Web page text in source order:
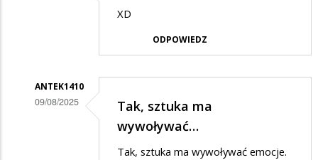
odpowiedzi
na
XD
ODPOWIEDZ
ANTEK1410
09/08/2025
Tak, sztuka ma
wywoływać…
Tak, sztuka ma wywoływać emocje.